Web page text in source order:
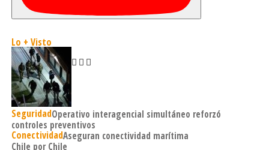
Lo + Visto
SeguridadOperativo interagencial simultáneo reforzó
controles preventivos
ConectividadAseguran conectividad marítima
Chile por Chile